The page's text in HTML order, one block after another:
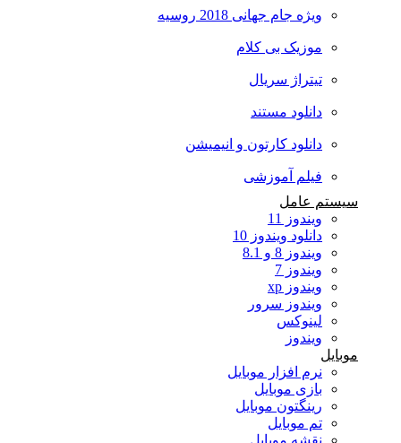
ویژه جام جهانی 2018 روسیه
موزیک بی کلام
تیتراژ سریال
دانلود مستند
دانلود کارتون و انیمیشن
فیلم آموزشی
سیستم عامل
ویندوز 11
دانلود ویندوز 10
ویندوز 8 و 8.1
ویندوز 7
ویندوز xp
ویندوز سرور
لینوکس
ویندوز
موبایل
نرم افزار موبایل
بازی موبایل
رینگتون موبایل
تم موبایل
نقشه موبایل